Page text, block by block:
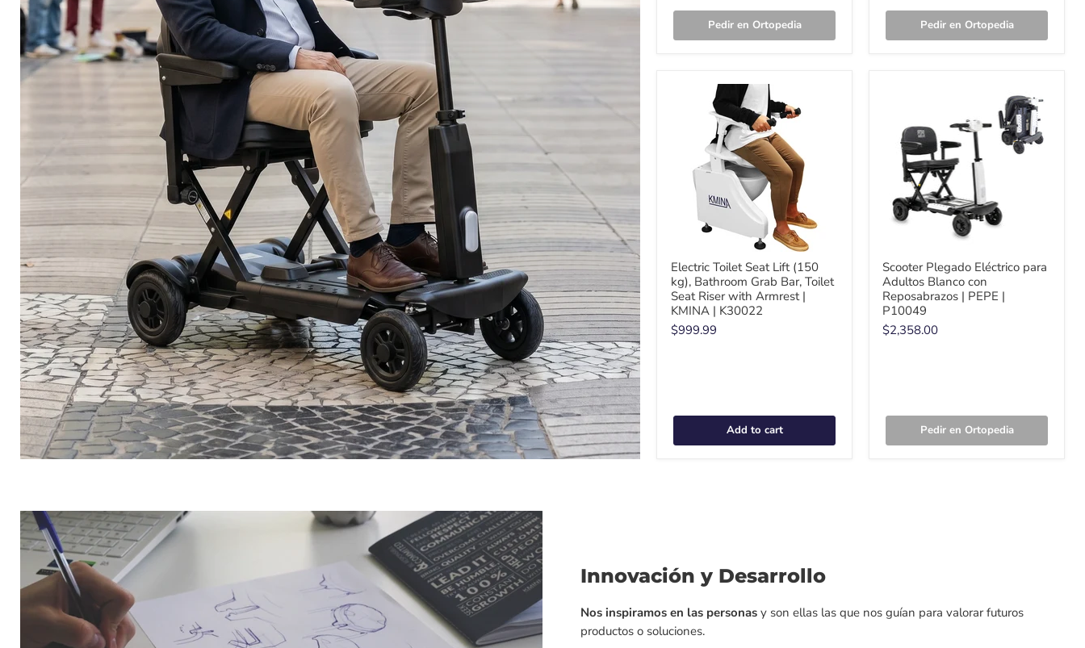
Pedir en Ortopedia Pedir en Ortopedia
Electric Toilet Seat Lift (150
kg), Bathroom Grab Bar, Toilet
Seat Riser with Armrest |
KMINA | K30022
$999.99
Add to cart
Scooter Plegado Eléctrico para
Adultos Blanco con
Reposabrazos | PEPE |
P10049
$2,358.00
Pedir en Ortopedia
Innovación y Desarrollo
Nos inspiramos en las personas y son ellas las que nos guían para valorar futuros
productos o soluciones.